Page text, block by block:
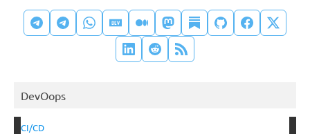
DevOops
CI/CD